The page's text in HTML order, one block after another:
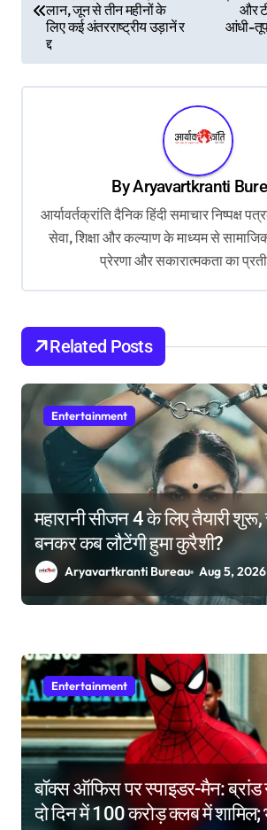
t
n
i
o
लान, जून से तीन महीनों के
लिए कई अंतरराष्ट्रीय उड़ानें र
द्द
और
आंधी-
ByAryavartkranti
आर्यावर्तक्रांति दैनिक हिंदी समाचार निष्पक्ष
सेवा, शिक्षा और कल्याण के माध्यम से
प्रेरणा और सकारात्मकता का
Related Posts
Entertainment
महारानी सीजन 4 के लिए तैयारी शुरू,
बनकर कब लौटेंगी हुमा कुरैशी?
Aryavartkranti Bureau Aug 5, 2026
Entertainment
बॉक्स ऑफिस पर स्पाइडर-मैन: ब्रांड
दो दिन में 100 करोड़ क्लब में शामिल;